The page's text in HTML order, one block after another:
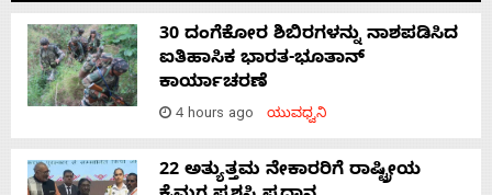
30 ದಂಗೆಕೋರ ಶಿಬಿರಗಳನ್ನು ನಾಶಪಡಿಸಿದ
ಐತಿಹಾಸಿಕ ಭಾರತ-ಭೂತಾನ್
ಕಾರ್ಯಾಚರಣೆ
4 hours ago ಯುವಧ್ವನಿ
22 ಅತ್ಯುತ್ತಮ ನೇಕಾರರಿಗೆ ರಾಷ್ಟ್ರೀಯ